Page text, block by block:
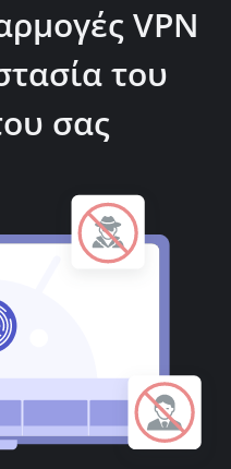
VPN
του
σας